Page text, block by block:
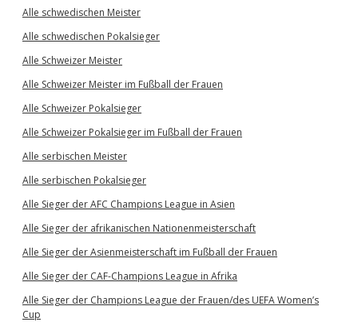
Alle schwedischen Meister
Alle schwedischen Pokalsieger
Alle Schweizer Meister
Alle Schweizer Meister im Fußball der Frauen
Alle Schweizer Pokalsieger
Alle Schweizer Pokalsieger im Fußball der Frauen
Alle serbischen Meister
Alle serbischen Pokalsieger
Alle Sieger der AFC Champions League in Asien
Alle Sieger der afrikanischen Nationenmeisterschaft
Alle Sieger der Asienmeisterschaft im Fußball der Frauen
Alle Sieger der CAF-Champions League in Afrika
Alle Sieger der Champions League der Frauen/des UEFA Women’s
Cup